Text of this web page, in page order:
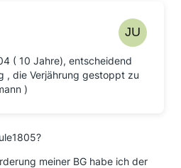
( 10 Jahre), entscheidend
, die Verjährung gestoppt zu
)
meiner BG habe ich der